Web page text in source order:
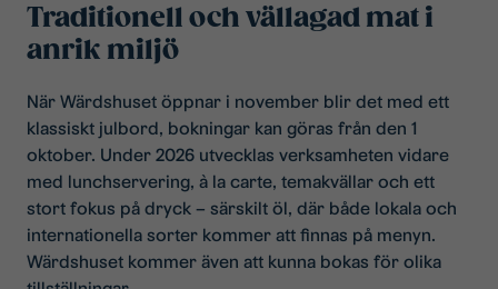
Traditionell och vällagad mat i
anrik miljö
När Wärdshuset öppnar i november blir det med ett
klassiskt julbord, bokningar kan göras från den 1
oktober. Under 2026 utvecklas verksamheten vidare
med lunchservering, à la carte, temakvällar och ett
stort fokus på dryck – särskilt öl, där både lokala och
internationella sorter kommer att finnas på menyn.
Wärdshuset kommer även att kunna bokas för olika